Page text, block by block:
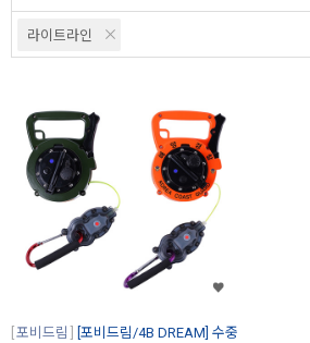
라이트라인
포비드림
[포비드림/4B DREAM] 수중